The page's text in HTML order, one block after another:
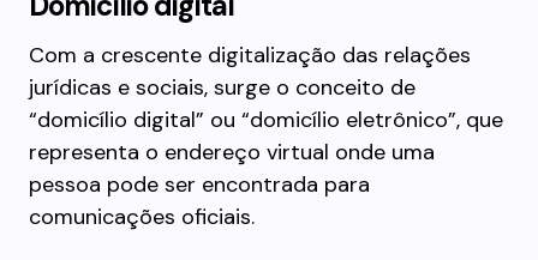
Com a crescente digitalização das relações
jurídicas e sociais, surge o conceito de
“domicílio digital” ou “domicílio eletrônico”, que
representa o endereço virtual onde uma
pessoa pode ser encontrada para
comunicações oficiais.